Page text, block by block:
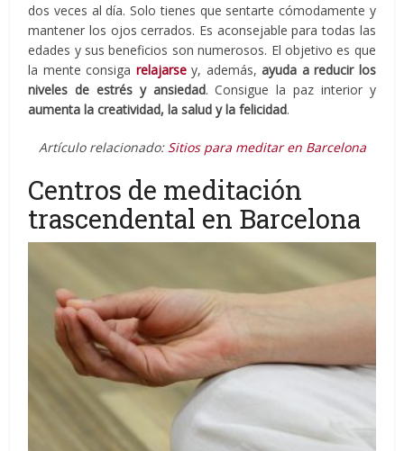
dos veces al día. Solo tienes que sentarte cómodamente y
mantener los ojos cerrados. Es aconsejable para todas las
edades y sus beneficios son numerosos. El objetivo es que
la mente consiga relajarsey, además, ayuda a reducir los
niveles de estrés y ansiedad. Consigue la paz interior y
aumenta la creatividad, la salud y la felicidad.
Artículo relacionado: Sitios para meditar en Barcelona
Centros de meditación
trascendental en Barcelona